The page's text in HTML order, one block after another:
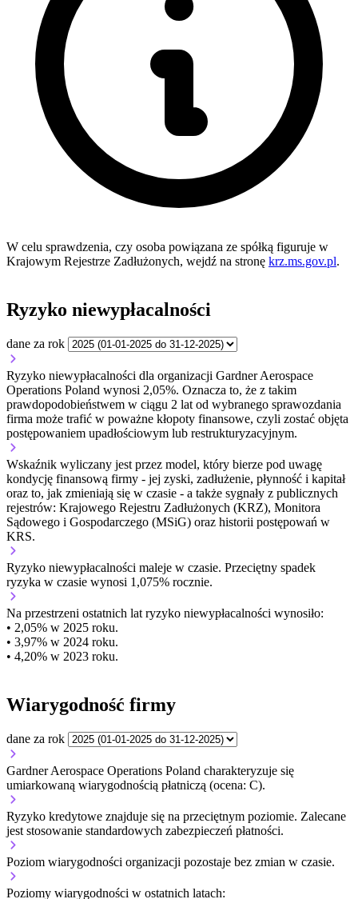
W celu sprawdzenia, czy osoba powiązana ze spółką figuruje w
Krajowym Rejestrze Zadłużonych, wejdź na stronę krz.ms.gov.pl.
Ryzyko niewypłacalności
dane za rok
Ryzyko niewypłacalności dla organizacji Gardner Aerospace
Operations Poland wynosi 2,05%. Oznacza to, że z takim
prawdopodobieństwem w ciągu 2 lat od wybranego sprawozdania
firma może trafić w poważne kłopoty finansowe, czyli zostać objęta
postępowaniem upadłościowym lub restrukturyzacyjnym.
Wskaźnik wyliczany jest przez model, który bierze pod uwagę
kondycję finansową firmy - jej zyski, zadłużenie, płynność i kapitał
oraz to, jak zmieniają się w czasie - a także sygnały z publicznych
rejestrów: Krajowego Rejestru Zadłużonych (KRZ), Monitora
Sądowego i Gospodarczego (MSiG) oraz historii postępowań w
KRS.
Ryzyko niewypłacalności maleje w czasie. Przeciętny spadek
ryzyka w czasie wynosi 1,075% rocznie.
Na przestrzeni ostatnich lat ryzyko niewypłacalności wynosiło:
• 2,05% w 2025 roku.
• 3,97% w 2024 roku.
• 4,20% w 2023 roku.
Wiarygodność firmy
dane za rok
Gardner Aerospace Operations Poland charakteryzuje się
umiarkowaną wiarygodnością płatniczą (ocena: C).
Ryzyko kredytowe znajduje się na przeciętnym poziomie. Zalecane
jest stosowanie standardowych zabezpieczeń płatności.
Poziom wiarygodności organizacji pozostaje bez zmian w czasie.
Poziomy wiarygodności w ostatnich latach: